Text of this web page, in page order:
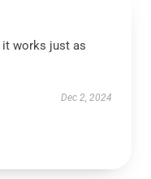
it works just as
Dec 2, 2024